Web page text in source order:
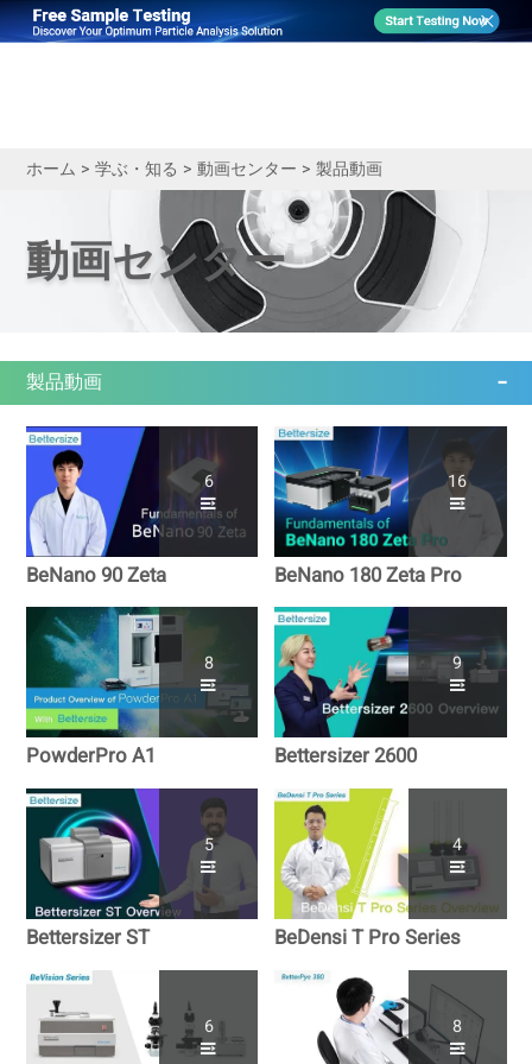
ホーム > 学ぶ・知る > 動画センター > 製品動画
動画センター
製品動画
6
BeNano 90 Zeta
16
BeNano 180 Zeta Pro
8
PowderPro A1
9
Bettersizer 2600
5
Bettersizer ST
4
BeDensi T Pro Series
6 8